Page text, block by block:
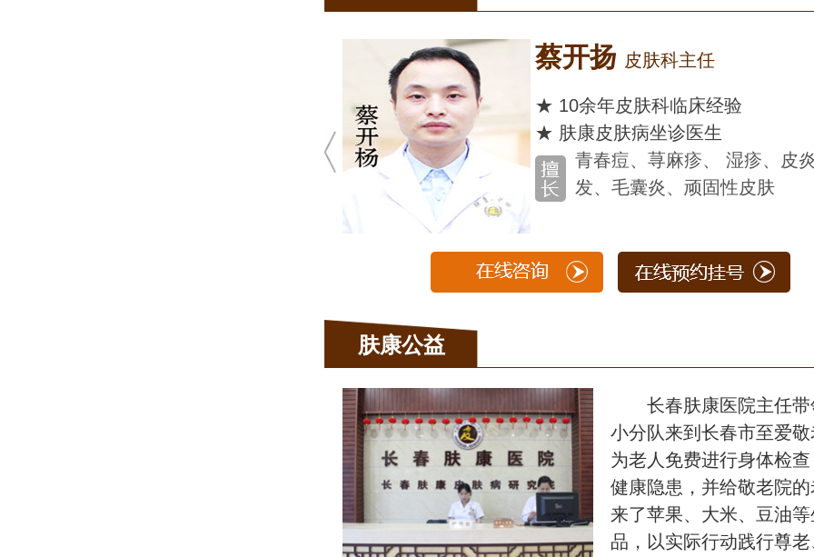
蔡开扬皮肤科主任
★ 10余年皮肤科临床经验
★ 肤康皮肤病坐诊医生
青春痘、荨麻疹、 湿疹、皮炎、脱
发、毛囊炎、顽固性皮肤
肤康公益
长春肤康医院主任
小分队来到长春市至爱敬
为老人免费进行身体检
健康隐患，并给敬老院
来了苹果、大米、豆油等
品，以实际行动践行尊老